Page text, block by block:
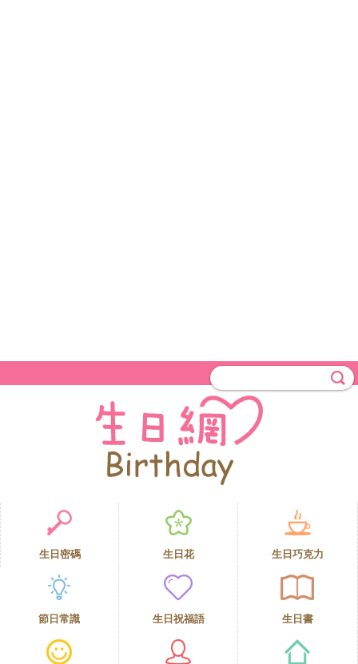
生日密碼 生日花 生日巧克力
節日常識 生日祝福語 生日書